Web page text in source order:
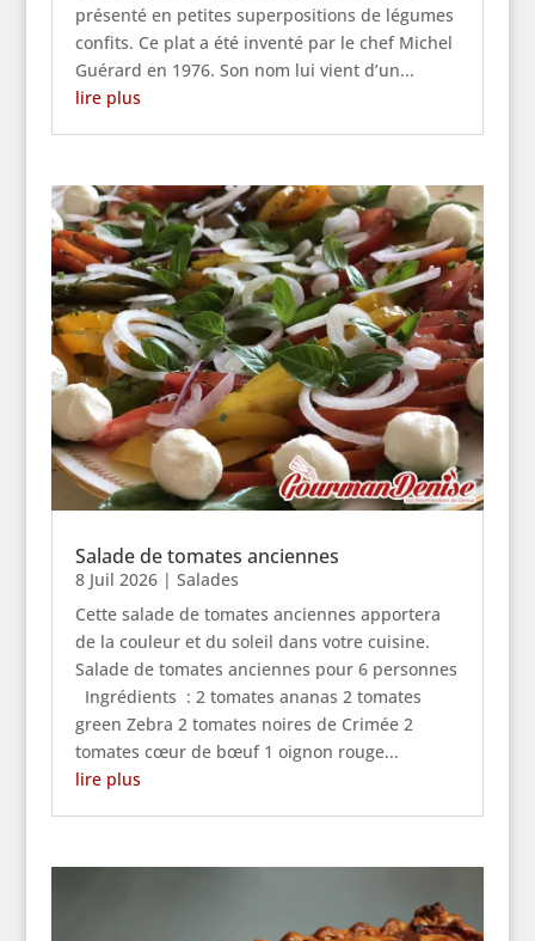
présenté en petites superpositions de légumes
confits. Ce plat a été inventé par le chef Michel
Guérard en 1976. Son nom lui vient d’un...
lire plus
Salade de tomates anciennes
8 Juil 2026| Salades
Cette salade de tomates anciennes apportera
de la couleur et du soleil dans votre cuisine.
Salade de tomates anciennes pour 6 personnes
Ingrédients : 2 tomates ananas 2 tomates
green Zebra 2 tomates noires de Crimée 2
tomates cœur de bœuf 1 oignon rouge...
lire plus